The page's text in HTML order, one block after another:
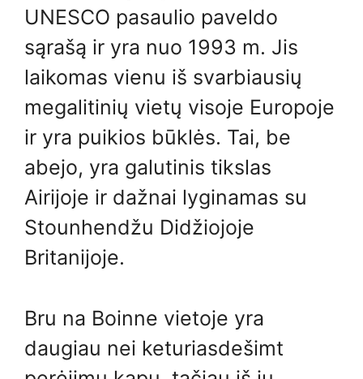
UNESCO pasaulio paveldo
sąrašą ir yra nuo 1993 m. Jis
laikomas vienu iš svarbiausių
megalitinių vietų visoje Europoje
ir yra puikios būklės. Tai, be
abejo, yra galutinis tikslas
Airijoje ir dažnai lyginamas su
Stounhendžu Didžiojoje
Britanijoje.
Bru na Boinne vietoje yra
daugiau nei keturiasdešimt